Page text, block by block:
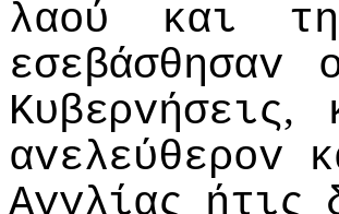
λαoύ
και
εσεβάσθησαv
Κυβερvήσεις,
αvελεύθερov
Αγγλίας ήτις